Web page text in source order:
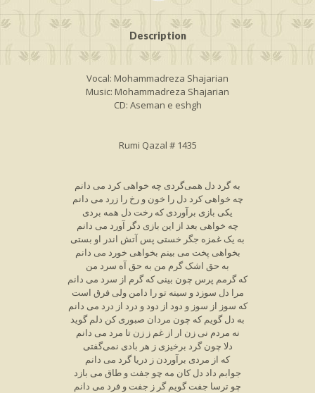
Description
Vocal: Mohammadreza Shajarian
Music: Mohammadreza Shajarian
CD: Aseman e eshgh
Rumi Qazal # 1435
به گرد دل همی‌گردی چه خواهی کرد می دانم
چه خواهی کرد دل را خون و رخ را زرد می دانم
یکی بازی برآوردی که رخت دل همه بردی
چه خواهی بعد از این بازی دگر آورد می دانم
به یک غمزه جگر خستی پس آتش اندر او بستی
بخواهی پخت می بینم بخواهی خورد می دانم
به حق اشک گرم من به حق آه سرد من
که گرمم پرس چون بینی که گرم از سرد می دانم
مرا دل سوزد و سینه تو را دامن ولی فرق است
که سوز از سوز و دود از دود و درد از درد می دانم
به دل گویم که چون مردان صبوری کن دلم گوید
نه مردم نی زن ار از غم ز زن تا مرد می دانم
دلا چون گرد برخیزی ز هر بادی نمی‌گفتی
که از مردی برآوردن ز دریا گرد می دانم
جوابم داد دل کان مه چو جفت و طاق می بازد
چو ترسا جفت گویم گر ز جفت و فرد می دانم